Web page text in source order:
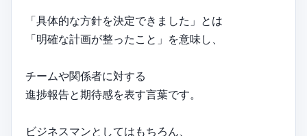
「具体的な方針を決定できました」とは
「明確な計画が整ったこと」を意味し、
チームや関係者に対する
進捗報告と期待感を表す言葉です。
ビジネスマンとしてはもちろん、